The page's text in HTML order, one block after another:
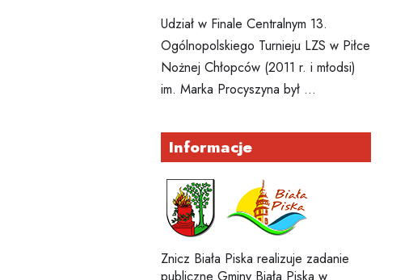
Udział w Finale Centralnym 13.
Ogólnopolskiego Turnieju LZS w Piłce
Nożnej Chłopców (2011 r. i młodsi)
im. Marka Procyszyna był …
Informacje
Znicz Biała Piska realizuje zadanie
publiczne Gminy Biała Piska w